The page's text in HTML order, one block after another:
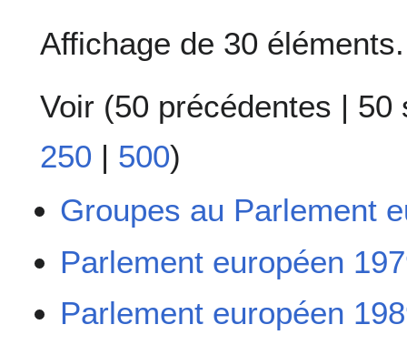
Affichage de 30 éléments.
Voir (50 précédentes | 50
250 | 500)
Groupes au Parlement
Parlement européen
Parlement européen